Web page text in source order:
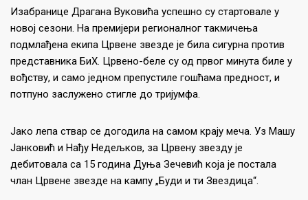
Изабранице Драгана Вуковића успешно су стартовале у
новој сезони. На премијери регионалног такмичења
подмлађена екипа Црвене звезде је била сигурна против
представника БиХ. Црвено-беле су од првог минута биле у
вођству, и само једном препустиле гошћама предност, и
потпуно заслужено стигле до тријумфа.
Јако лепа ствар се догодила на самом крају меча. Уз Машу
Јанковић и Нађу Недељков, за Црвену звезду је
дебитовала са 15 година Дуња Зечевић која је постала
члан Црвене звезде на кампу „Буди и ти Звездица“.